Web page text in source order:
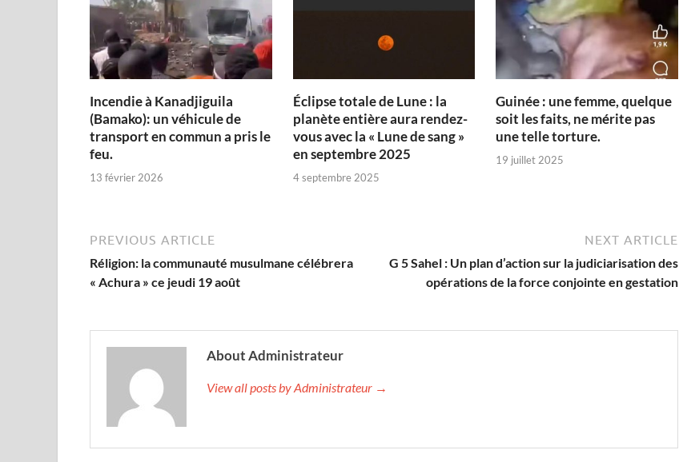
Incendie à Kanadjiguila
(Bamako): un véhicule de
transport en commun a pris le
feu.
13 février 2026
Éclipse totale de Lune : la
planète entière aura rendez-
vous avec la « Lune de sang »
en septembre 2025
4 septembre 2025
Guinée : une femme, quelque
soit les faits, ne mérite pas
une telle torture.
19 juillet 2025
PREVIOUS ARTICLE
Réligion: la communauté musulmane célébrera
« Achura » ce jeudi 19 août
NEXT ARTICLE
G 5 Sahel : Un plan d’action sur la judiciarisation des
opérations de la force conjointe en gestation
About Administrateur
View all posts by Administrateur →